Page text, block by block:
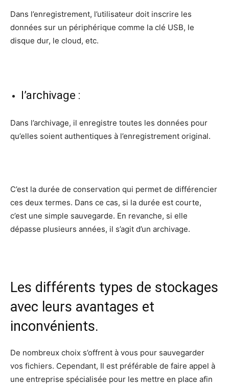
Dans l’enregistrement, l’utilisateur doit inscrire les
données sur un périphérique comme la clé USB, le
disque dur, le cloud, etc.
l’archivage :
Dans l’archivage, il enregistre toutes les données pour
qu’elles soient authentiques à l’enregistrement original.
C’est la durée de conservation qui permet de différencier
ces deux termes. Dans ce cas, si la durée est courte,
c’est une simple sauvegarde. En revanche, si elle
dépasse plusieurs années, il s’agit d’un archivage.
Les différents types de stockages
avec leurs avantages et
inconvénients.
De nombreux choix s’offrent à vous pour sauvegarder
vos fichiers. Cependant, Il est préférable de faire appel à
une entreprise spécialisée pour les mettre en place afin